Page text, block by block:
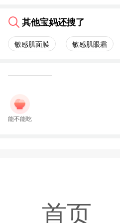
其他宝妈还搜了
敏感肌面膜 敏感肌眼霜
能不能吃
首页